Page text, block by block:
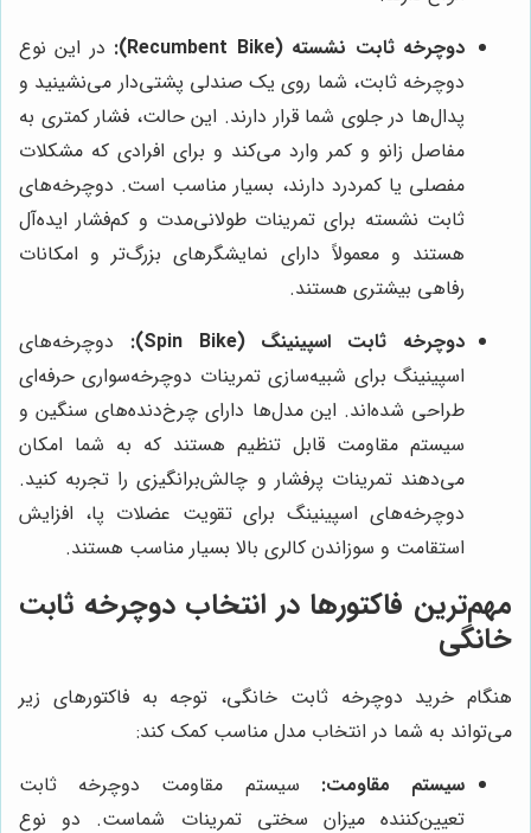
دوچرخه ثابت نشسته (Recumbent Bike):
در این نوع
دوچرخه ثابت، شما روی یک صندلی پشتی‌دار می‌نشینید و
پدال‌ها در جلوی شما قرار دارند. این حالت، فشار کمتری به
مفاصل زانو و کمر وارد می‌کند و برای افرادی که مشکلات
مفصلی یا کمردرد دارند، بسیار مناسب است. دوچرخه‌های
ثابت نشسته برای تمرینات طولانی‌مدت و کم‌فشار ایده‌آل
هستند و معمولاً دارای نمایشگرهای بزرگ‌تر و امکانات
رفاهی بیشتری هستند.
دوچرخه ثابت اسپینینگ (Spin Bike):
دوچرخه‌های
اسپینینگ برای شبیه‌سازی تمرینات دوچرخه‌سواری حرفه‌ای
طراحی شده‌اند. این مدل‌ها دارای چرخ‌دنده‌های سنگین و
سیستم مقاومت قابل تنظیم هستند که به شما امکان
می‌دهند تمرینات پرفشار و چالش‌برانگیزی را تجربه کنید.
دوچرخه‌های اسپینینگ برای تقویت عضلات پا، افزایش
استقامت و سوزاندن کالری بالا بسیار مناسب هستند.
مهم‌ترین فاکتورها در انتخاب دوچرخه ثابت
خانگی
هنگام خرید دوچرخه ثابت خانگی، توجه به فاکتورهای زیر
می‌تواند به شما در انتخاب مدل مناسب کمک کند:
سیستم مقاومت: سیستم مقاومت دوچرخه ثابت
تعیین‌کننده میزان سختی تمرینات شماست. دو نوع